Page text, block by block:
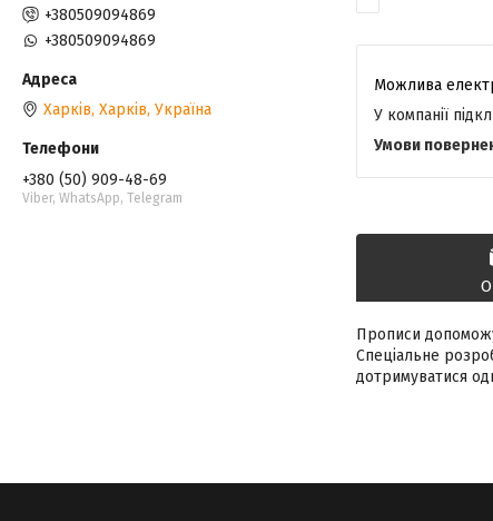
У компанії
Прописи
Спеціальне
дотримуватися
+380509094869
+380509094869
Харків, Харків, Україна
+380 (50) 909-48-69
Viber, WhatsApp, Telegram